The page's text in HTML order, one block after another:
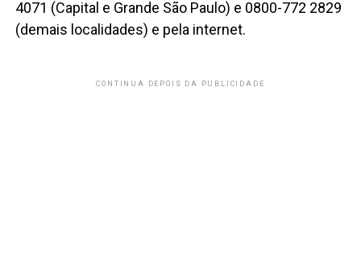
4071 (Capital e Grande São Paulo) e 0800-772 2829
(demais localidades) e pela internet.
CONTINUA DEPOIS DA PUBLICIDADE